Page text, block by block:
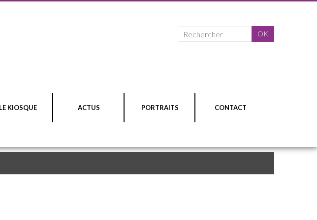
LE KIOSQUE ACTUS PORTRAITS CONTACT